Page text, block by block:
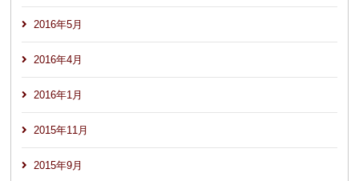
2016年5月
2016年4月
2016年1月
2015年11月
2015年9月